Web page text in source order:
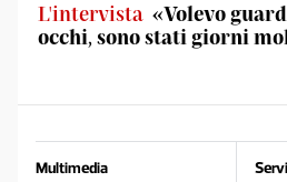
L'intervista «Volevo
occhi, sono stati giorni
Multimedia